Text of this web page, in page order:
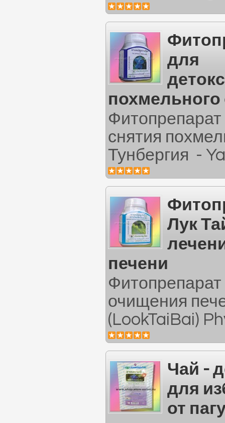
для
Фитопрепарат
снятия
Тунбергия -
Лук
печени
очищения
(LookTaiBai)
Чай -
для
от